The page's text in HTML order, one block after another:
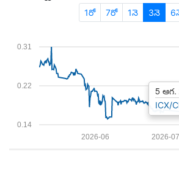
1రో 7రో 1నె 3నె
0.14
0.22
0.31
2026-07
2026-06
5 ఆగ.
ICX/